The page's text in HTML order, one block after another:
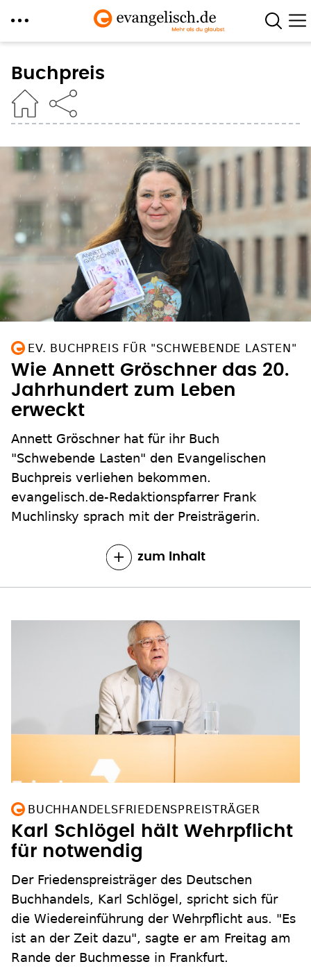
zum
Inhalt
Buchpreis
EV. BUCHPREIS FÜR "SCHWEBENDE LASTEN"
Wie Annett Gröschner das 20.
Jahrhundert zum Leben
erweckt
Annett Gröschner hat für ihr Buch
"Schwebende Lasten" den Evangelischen
Buchpreis verliehen bekommen.
evangelisch.de-Redaktionspfarrer Frank
Muchlinsky sprach mit der Preisträgerin.
zum Inhalt
BUCHHANDELSFRIEDENSPREISTRÄGER
Karl Schlögel hält Wehrpflicht
für notwendig
Der Friedenspreisträger des Deutschen
Buchhandels, Karl Schlögel, spricht sich für
die Wiedereinführung der Wehrpflicht aus. "Es
ist an der Zeit dazu", sagte er am Freitag am
Rande der Buchmesse in Frankfurt.